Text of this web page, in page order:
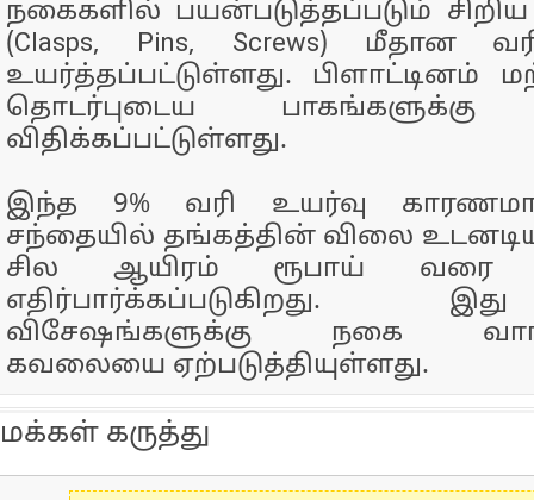
நகைகளில் பயன்படுத்தப்படும்
(Clasps, Pins, Screws) மீதான
உயர்த்தப்பட்டுள்ளது. பிளாட்டினம்
தொடர்புடைய
விதிக்கப்பட்டுள்ளது.
இந்த 9% வரி உயர்வு
சந்தையில் தங்கத்தின் விலை
சில ஆயிரம் ரூபாய் வரை
எதிர்பார்க்கப்படுகிறது.
விசேஷங்களுக்கு நகை
கவலையை ஏற்படுத்தியுள்ளது.
மக்கள் கருத்து